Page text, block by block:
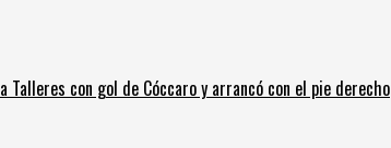
Talleres con gol de Cóccaro y arrancó con el pie derecho